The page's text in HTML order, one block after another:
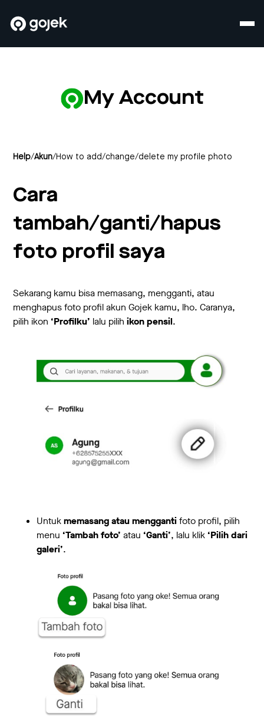
My Account
Help/Akun/How to add/change/delete my profile photo
Cara
tambah/ganti/hapus
foto profil saya
Sekarang kamu bisa memasang, mengganti, atau
menghapus foto profil akun Gojek kamu, lho. Caranya,
pilih ikon ‘Profilku’ lalu pilihikon pensil.
Untukmemasang atau menggantifoto profil, pilih
menu ‘Tambah foto’ atau ‘Ganti’, lalu klik ‘Pilih dari
galeri’.